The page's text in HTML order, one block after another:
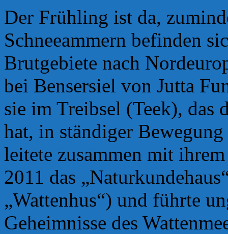
Der Frühling ist da,
Schneeammern befinden
Brutgebiete nach
bei Bensersiel von Jutta
sie im Treibsel (Teek), das
hat, in ständiger
leitete zusammen mit
2011 das
„Wattenhus“) und führte
Geheimnisse des